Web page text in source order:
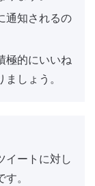
通知されるの
極的にいいね
しょう。
イートに対し
。